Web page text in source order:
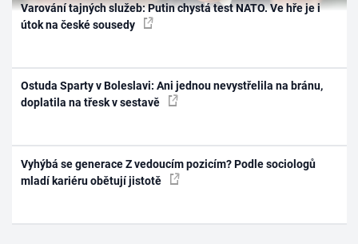
Varování tajných služeb: Putin chystá test NATO. Ve hře je i
útok na české sousedy
Ostuda Sparty v Boleslavi: Ani jednou nevystřelila na bránu,
doplatila na třesk v sestavě
Vyhýbá se generace Z vedoucím pozicím? Podle sociologů
mladí kariéru obětují jistotě